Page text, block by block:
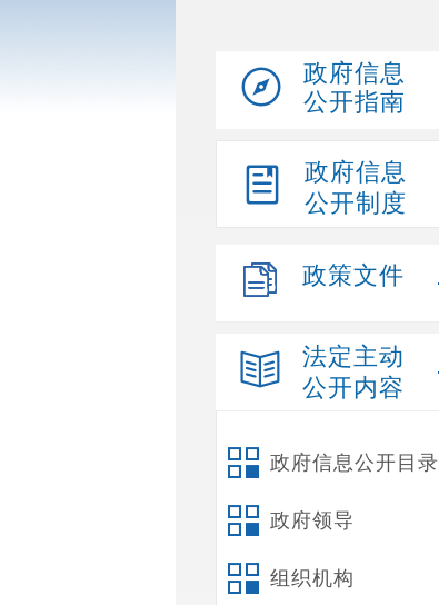
政府信息
公开指南
政府信息
公开制度
政策文件
法定主动
公开内容
政府信息公开目录
政府领导
组织机构